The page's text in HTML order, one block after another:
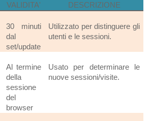
VALIDITA' DESCRIZIONE
30 minuti
dal
set/update
Utilizzato per distinguere gli
utenti e le sessioni.
Al termine
della
sessione
del
browser
Usato per determinare le
nuove sessioni/visite.